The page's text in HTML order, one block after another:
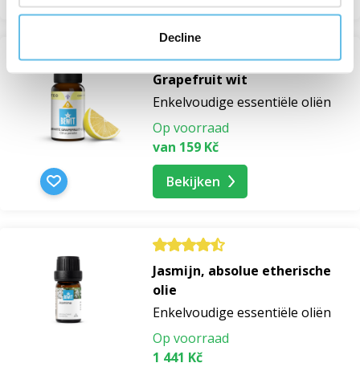
Decline
Grapefruit wit
Enkelvoudige essentiële oliën
Op voorraad
van 159 Kč
Bekijken
Jasmijn, absolue etherische
olie
Enkelvoudige essentiële oliën
Op voorraad
1 441 Kč